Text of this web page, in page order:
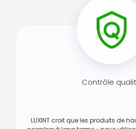
Contrôle
LUXINT croit que les produits de